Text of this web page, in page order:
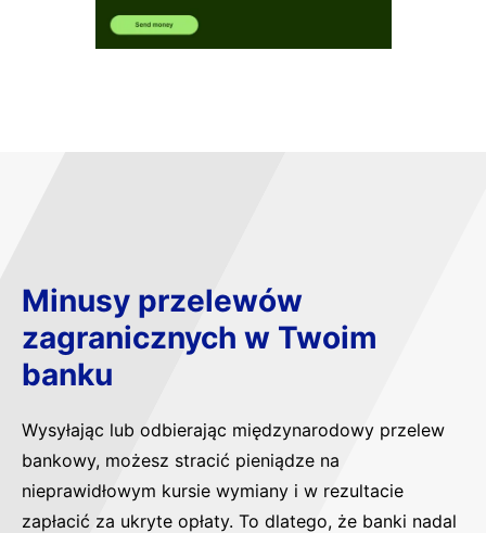
Minusy przelewów
zagranicznych w Twoim
banku
Wysyłając lub odbierając międzynarodowy przelew
bankowy, możesz stracić pieniądze na
nieprawidłowym kursie wymiany i w rezultacie
zapłacić za ukryte opłaty. To dlatego, że banki nadal